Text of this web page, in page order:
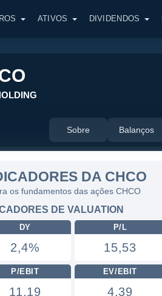
ATIVOS DIVIDENDOS
Sobre Balanços
DA CHCO
os fundamentos das ações CHCO
DE VALUATION
DY
2,4%
P/L
15,53
P/EBIT
11,19
EV/EBIT
4,39